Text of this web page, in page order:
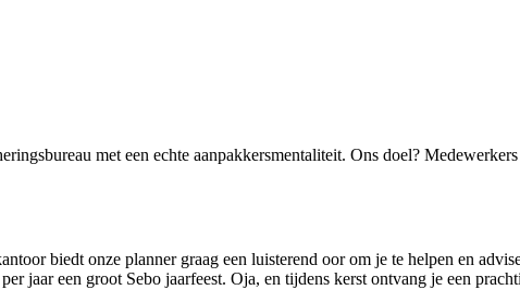
met een echte aanpakkersmentaliteit. Ons doel?
biedt onze planner graag een luisterend oor om je te helpen en
jaar een groot Sebo jaarfeest. Oja, en tijdens kerst ontvang je een